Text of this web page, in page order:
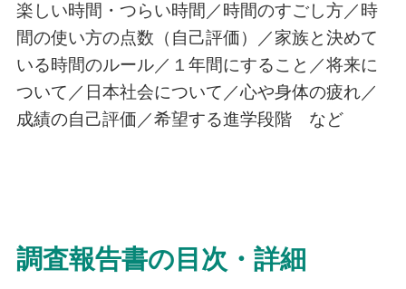
楽しい時間・つらい時間／時間のすごし方／時
間の使い方の点数（自己評価）／家族と決めて
いる時間のルール／１年間にすること／将来に
ついて／日本社会について／心や身体の疲れ／
成績の自己評価／希望する進学段階 など
調査報告書の目次・詳細